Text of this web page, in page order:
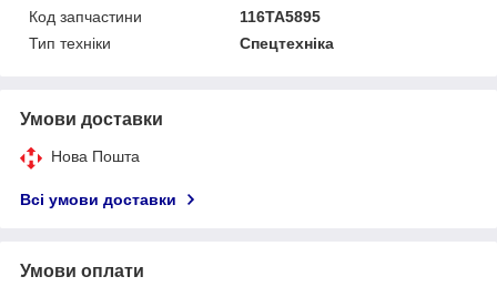
Код запчастини
116TA5895
Тип техніки
Спецтехніка
Умови доставки
Нова Пошта
Всі умови доставки
Умови оплати